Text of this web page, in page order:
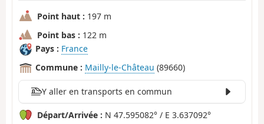
Point haut : 197 m
Point bas : 122 m
Pays : France
Commune : Mailly-le-Château (89660)
Y aller en transports en commun
Départ/Arrivée : N 47.595082° / E 3.637092°